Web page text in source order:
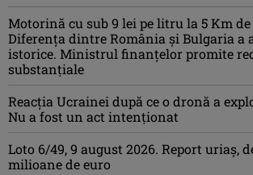
Motorină cu sub 9 lei pe litru la 5 Km
Diferența dintre România și Bulgaria a
istorice. Ministrul finanțelor promite
substanțiale
Reacția Ucrainei după ce o dronă a
Nu a fost un act intenționat
Loto 6/49, 9 august 2026. Report uriaș,
milioane de euro